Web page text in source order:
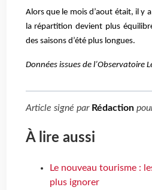
Alors que le mois d’aout était, il y
la répartition devient plus
des saisons d’été plus longues.
Données issues de l’Observatoire
Article signé par Rédaction
À lire aussi
Le nouveau tourisme :
plus ignorer